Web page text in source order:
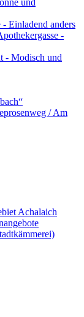
Einladend anders
-
- Modisch und
/ Am
Achalaich